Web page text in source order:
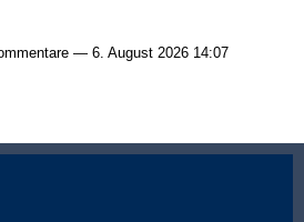
— 6. August 2026 14:07